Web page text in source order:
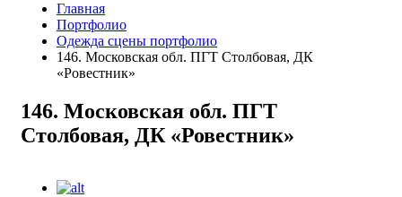
Главная
Портфолио
Одежда сцены портфолио
146. Московская обл. ПГТ Столбовая, ДК
«Ровестник»
146. Московская обл. ПГТ
Столбовая, ДК «Ровестник»